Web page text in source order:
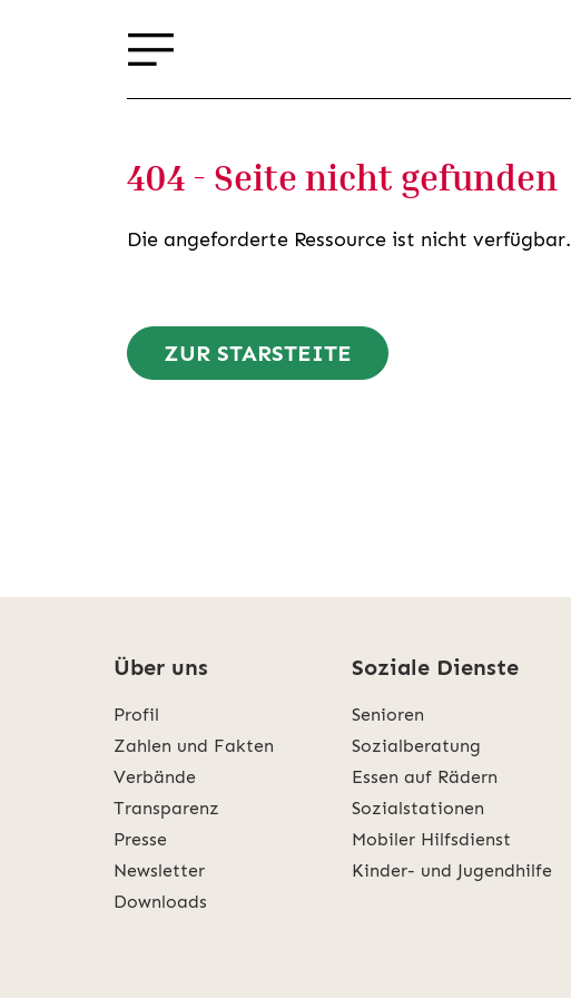
404 - Seite nicht gefunden
Die angeforderte Ressource ist nicht verfügbar.
ZUR STARSTEITE
Über uns
Profil
Zahlen und Fakten
Verbände
Transparenz
Presse
Newsletter
Downloads
Soziale Dienste
Senioren
Sozialberatung
Essen auf Rädern
Sozialstationen
Mobiler Hilfsdienst
Kinder- und Jugendhilfe